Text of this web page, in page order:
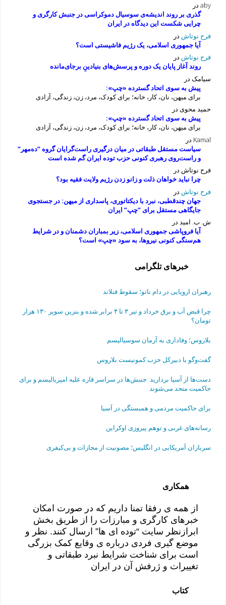
abyدر
گذری بر روند اندیشه‌ی سوسیال دموکراسی در جنبش کارگری و
چرایی شکست این دیدگاه در ایران
فرح نوتاش در
آیا جمهوری اسلامی، یک رژیم فاشیستی است؟
فرح نوتاش در
روند آغاز پایان یک دوره و پرسش‌های بنیادینِ برجای‌مانده
سیامکدر
پیش به سوی اتحاد گسترده «چپ»:
برای میهن، نان، کار، خانه؛ برای کودک، مرد، زن، زندگی، آزادی
حمید محویدر
پیش به سوی اتحاد گسترده «چپ»:
برای میهن، نان، کار، خانه؛ برای کودک، مرد، زن، زندگی، آزادی
Kamal در
سیاست مستقل طبقاتی در میان درگیری راست‌گرایان گروه ”ده‌مهر”
و راست‌روی رهبری کنونی حزب توده ایران گم شده است
فرح نوتاش در
چرا نباید خواهان ذلت و زانو زدن رژیم ولایت فقیه بود؟
فرح نوتاش در
جهان چندقطبی، نبرد با دیکتاتوری، پاسداری از میهن: در جستجوی
جایگاهی مستقل برای ”چپ” ایران
ش. ب. امیددر
آیا فروپاشی جمهوری اسلامی، زیر بمباران دشمنان و در شرایط
هم‌سنگی کنونی نیروها، به سود «چپ» است؟
خبرهای تلگرامی
رهبران اروپایی در دام ناتو؛ سقوط فنلاند
چرا قبض آب و برق خرداد و تیر ۳ تا ۴ برابر شده و بنزین سوپر ۱۳۰ هزار
تومان؟
بلاروس؛ وفاداری به آرمان سوسیالیسم
گفت‌وگو با دبیرکل حزب کمونیست بلاروس
دست‌ها از آسیا بردارید: جنبش‌ها در سراسر قاره علیه امپریالیسم و برای
حاکمیت متحد می‌شوند
برای حاکمیت مردمی و همبستگی در آسیا
رسانه‌های غربی و توهم پیروزی اوکراین
سربازان آمریکایی در انگلیس؛ مصونیت از مجازات و بی‌کیفری
همکاری
از همه ی رفقا تمنا داریم که در صورت امکان
خبرهای کارگری و مبارزات را از طریق بخش
ابرازنظر سایت “توده ای ها” ارسال کنند. نظر و
موضع گیری فردی درباره ی وقایع کمک بزرگی
است برای شناخت شرایط نبرد طبقاتی و
تغییرات و ژرفش آن در ایران
کتاب